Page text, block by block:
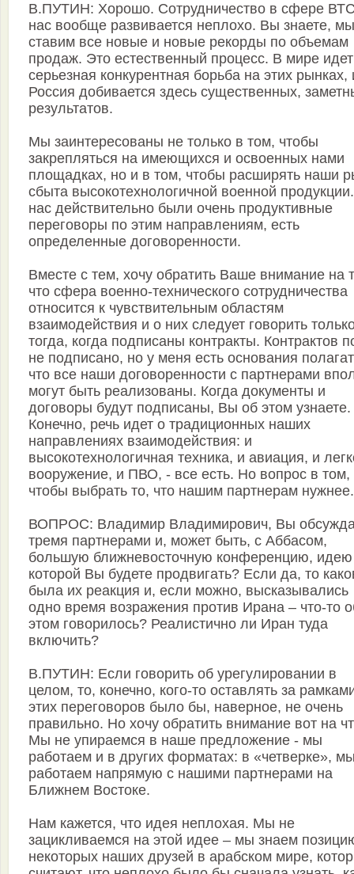
В.ПУТИН: Хорошо. Сотрудничество в сфере
нас вообще развивается неплохо. Вы знаете, мы
ставим все новые и новые рекорды по объемам
продаж. Это естественный процесс. В мире идет
серьезная конкурентная борьба на этих рынках,
Россия добивается здесь существенных,
результатов.
Мы заинтересованы не только в том, чтобы
закрепляться на имеющихся и освоенных нами
площадках, но и в том, чтобы расширять наши
сбыта высокотехнологичной военной
нас действительно были очень продуктивные
переговоры по этим направлениям, есть
определенные договоренности.
Вместе с тем, хочу обратить Ваше внимание на
что сфера военно-технического сотрудничества
относится к чувствительным областям
взаимодействия и о них следует говорить
тогда, когда подписаны контракты. Контрактов
не подписано, но у меня есть основания
что все наши договоренности с партнерами
могут быть реализованы. Когда документы и
договоры будут подписаны, Вы об этом узнаете.
Конечно, речь идет о традиционных наших
направлениях взаимодействия: и
высокотехнологичная техника, и авиация, и
вооружение, и ПВО, - все есть. Но вопрос в том,
чтобы выбрать то, что нашим партнерам нужнее.
ВОПРОС: Владимир Владимирович, Вы
тремя партнерами и, может быть, с Аббасом,
большую ближневосточную конференцию, идею
которой Вы будете продвигать? Если да, то
была их реакция и, если можно, высказывались
одно время возражения против Ирана – что-то
этом говорилось? Реалистично ли Иран туда
включить?
В.ПУТИН: Если говорить об урегулировании в
целом, то, конечно, кого-то оставлять за
этих переговоров было бы, наверное, не очень
правильно. Но хочу обратить внимание вот на
Мы не упираемся в наше предложение - мы
работаем и в других форматах: в «четверке»,
работаем напрямую с нашими партнерами на
Ближнем Востоке.
Нам кажется, что идея неплохая. Мы не
зацикливаемся на этой идее – мы знаем
некоторых наших друзей в арабском мире,